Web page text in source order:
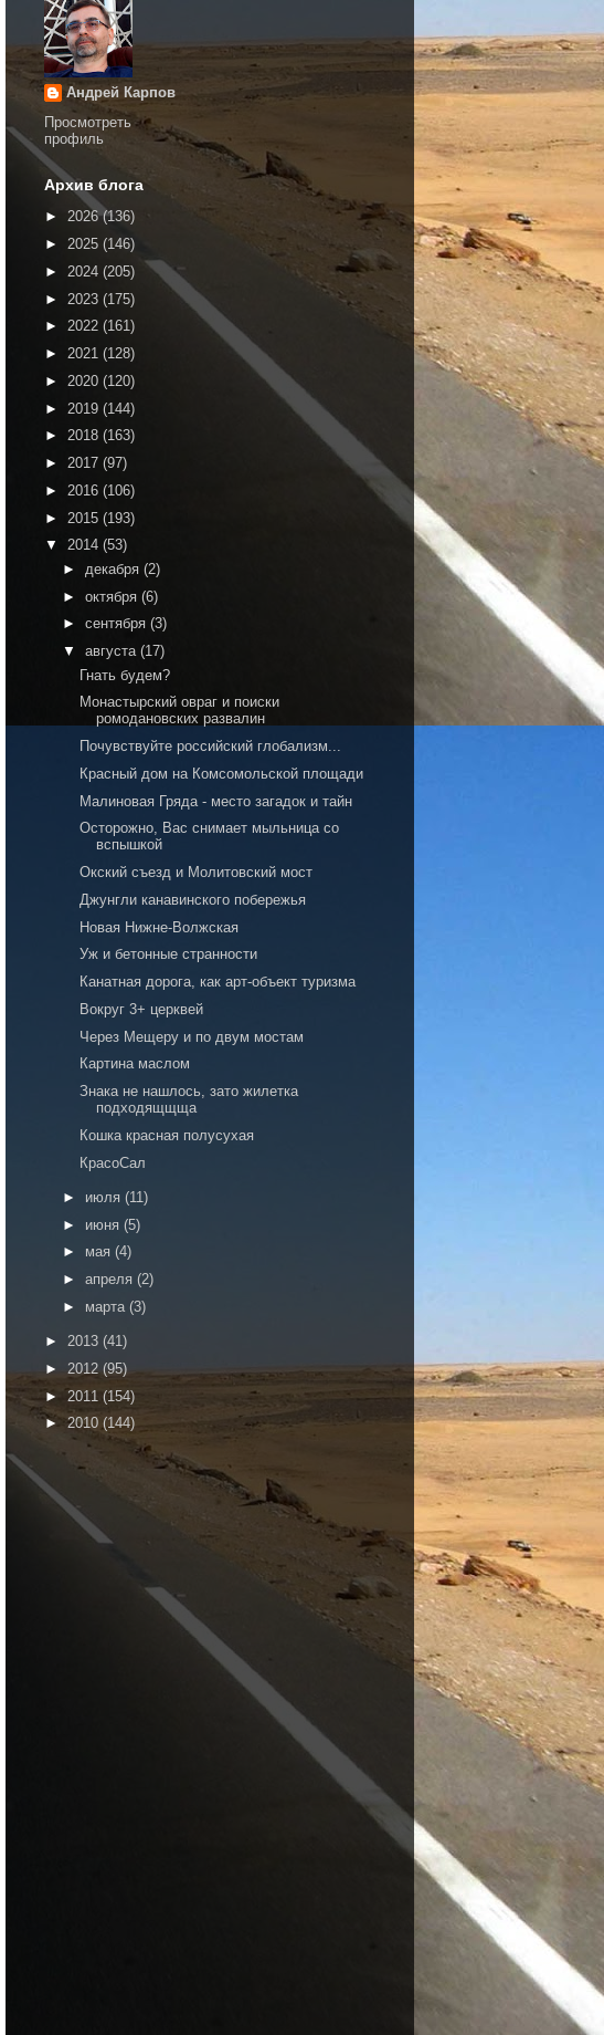
Андрей Карпов
Просмотреть
профиль
Архив блога
► 2026(136)
► 2025 (146)
► 2024 (205)
► 2023 (175)
► 2022 (161)
► 2021 (128)
► 2020 (120)
► 2019 (144)
► 2018 (163)
► 2017 (97)
► 2016 (106)
► 2015 (193)
▼ 2014 (53)
► декабря (2)
► октября (6)
► сентября (3)
▼ августа (17)
Гнать будем?
Монастырский овраг и поиски
ромодановских развалин
Почувствуйте российский глобализм...
Красный дом на Комсомольской площади
Малиновая Гряда - место загадок и тайн
Осторожно, Вас снимает мыльница со
вспышкой
Окский съезд и Молитовский мост
Джунгли канавинского побережья
Новая Нижне-Волжская
Уж и бетонные странности
Канатная дорога, как арт-объект туризма
Вокруг 3+ церквей
Через Мещеру и по двум мостам
Картина маслом
Знака не нашлось, зато жилетка
подходящщща
Кошка красная полусухая
КрасоСал
► июля (11)
► июня (5)
► мая (4)
► апреля (2)
► марта (3)
► 2013 (41)
► 2012 (95)
► 2011(154)
► 2010 (144)